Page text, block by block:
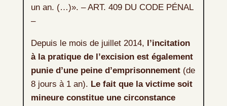
un an. (…)». – ART. 409 DU CODE PÉNAL
–
Depuis le mois de juillet 2014,
l’incitation
à la pratique de l’excision est également
punie d’une peine d’emprisonnement(de
8 jours à 1 an). Le fait que la victime soit
mineure constitue une circonstance